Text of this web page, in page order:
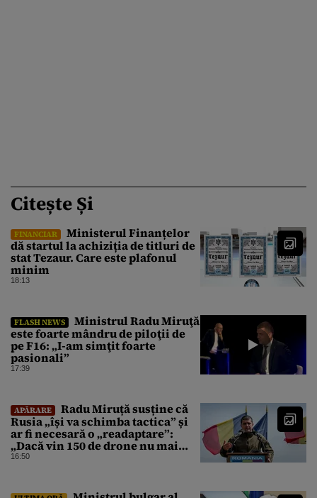
Citește Și
FINANCIAR
Ministerul Finanțelor
dă startul la achiziția de titluri de
stat Tezaur. Care este plafonul
minim
18:13
FLASH NEWS
Ministrul Radu Miruţă
este foarte mândru de piloţii de
pe F16: „I-am simţit foarte
pasionali”
17:39
APĂRARE
Radu Miruță susține că
Rusia „își va schimba tactica” și
ar fi necesară o „readaptare”:
„Dacă vin 150 de drone nu mai
suntem pe timp de pace”
16:50